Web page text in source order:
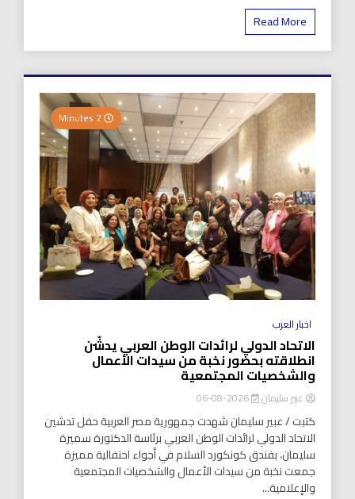
Read More
اخبار العرب
الاتحاد الدولي لرائدات الوطن العربي يدشّن
انطلاقته بحضور نخبة من سيدات الأعمال
والشخصيات المجتمعية
عبير سليمان 2026-08-06
كتبت / عبير سليمان شهدت جمهورية مصر العربية حفل تدشين
الاتحاد الدولي لرائدات الوطن العربي برئاسة الدكتورة سميرة
سليمان، بفندق كونكورد السلام في أجواء احتفالية مميزة
جمعت نخبة من سيدات الأعمال والشخصيات المجتمعية
والإعلامية...